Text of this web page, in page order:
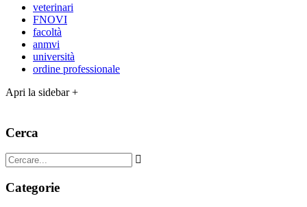
veterinari
FNOVI
facoltà
anmvi
università
ordine professionale
Apri la sidebar +
Cerca
Categorie